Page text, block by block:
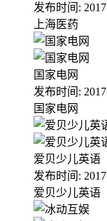
发布时间: 2017
上海医药
国家电网
发布时间: 2017
国家电网
爱贝少儿英语
发布时间: 2017
爱贝少儿英语